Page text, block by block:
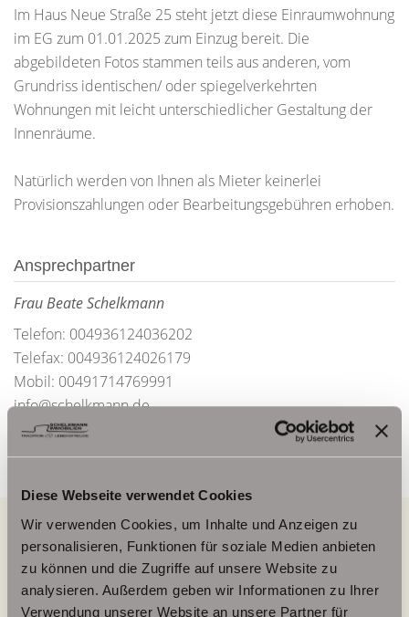
Diese Webseite verwendet Cookies
Wir verwenden Cookies, um Inhalte und Anzeigen zu
personalisieren, Funktionen für soziale Medien anbieten
zu können und die Zugriffe auf unsere Website zu
analysieren. Außerdem geben wir Informationen zu Ihrer
Verwendung unserer Website an unsere Partner für
Im Haus Neue Straße 25 steht jetzt diese Einraumwohnung
im EG zum 01.01.2025 zum Einzug bereit. Die
abgebildeten Fotos stammen teils aus anderen, vom
Grundriss identischen/ oder spiegelverkehrten
Wohnungen mit leicht unterschiedlicher Gestaltung der
Innenräume.
Natürlich werden von Ihnen als Mieter keinerlei
Provisionszahlungen oder Bearbeitungsgebühren erhoben.
Ansprechpartner
Frau Beate Schelkmann
Telefon: 004936124036202
Telefax: 004936124026179
Mobil: 00491714769991
info@schelkmann.de
Energieausweis (Verbrauchsausweis)